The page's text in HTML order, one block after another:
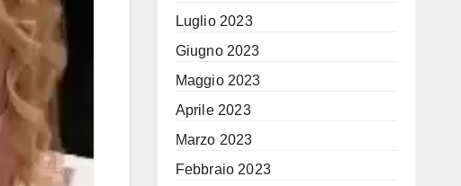
Luglio 2023
Giugno 2023
Maggio 2023
Aprile 2023
Marzo 2023
Febbraio 2023